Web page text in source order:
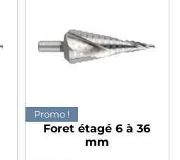
Promo !
Foret étagé 6 à 36
mm